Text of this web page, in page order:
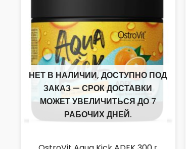
НЕТ В НАЛИЧИИ, ДОСТУПНО ПОД
ЗАКАЗ — СРОК ДОСТАВКИ
МОЖЕТ УВЕЛИЧИТЬСЯ ДО 7
РАБОЧИХ ДНЕЙ.